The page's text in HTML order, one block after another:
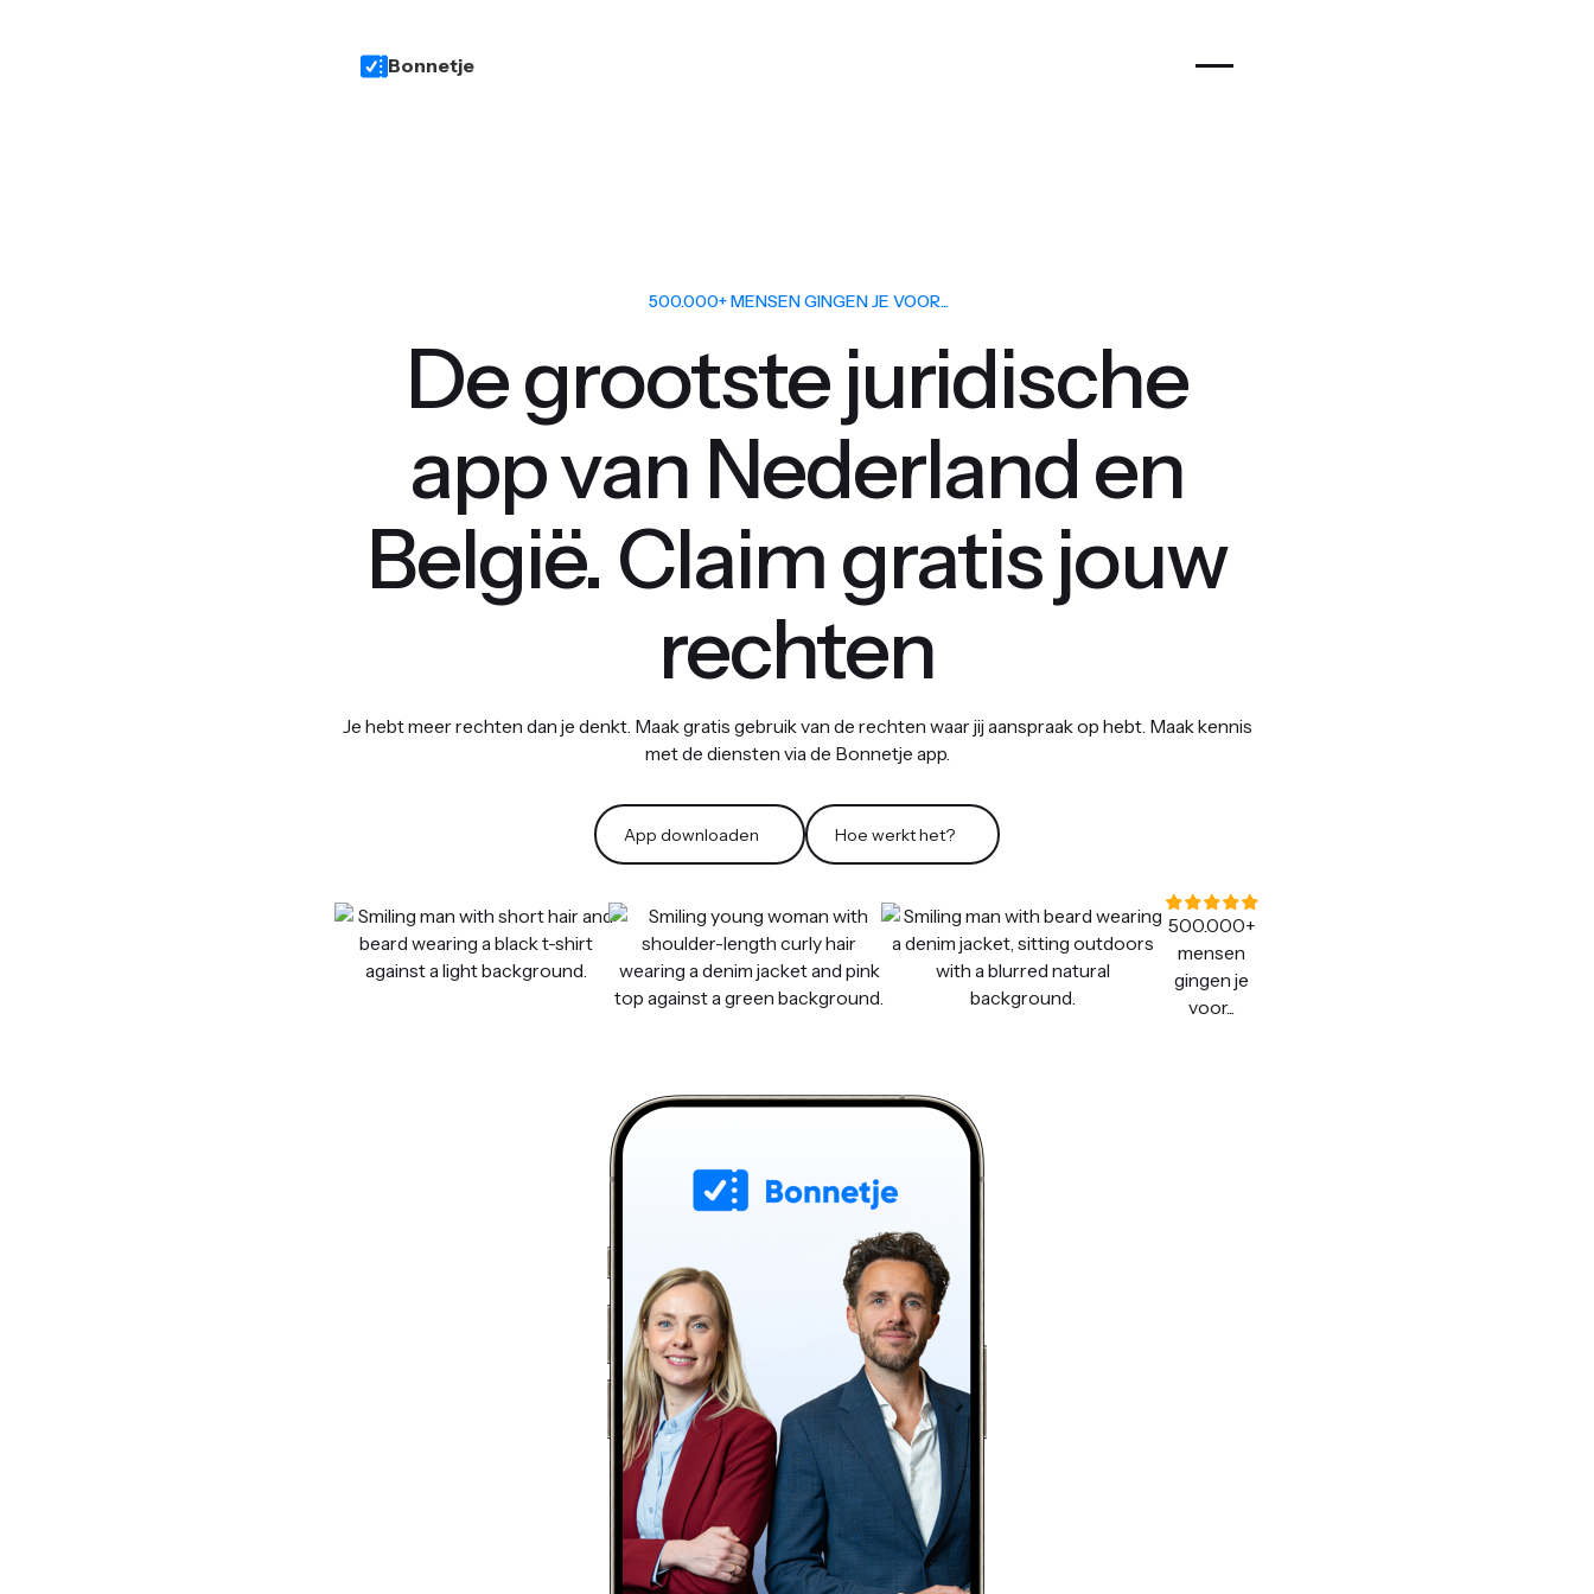
Bonnetje
500.000+ MENSEN GINGEN JE VOOR...
De grootste juridische
app van Nederland en
België. Claim gratis jouw
rechten
Je hebt meer rechten dan je denkt. Maak gratis gebruik van de rechten waar jij aanspraak op hebt. Maak kennis
met de diensten via de Bonnetje app.
App downloaden
App downloaden
Hoe werkt het?
Hoe werkt het?
500.000+
mensen
gingen je
voor...